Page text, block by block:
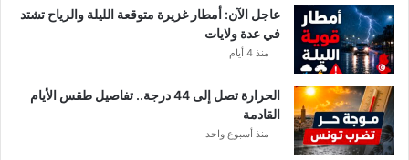
عاجل الآن: أمطار غزيرة متوقعة الليلة والرياح تشتد
في عدة ولايات
منذ 4 أيام
الحرارة تصل إلى 44 درجة.. تفاصيل طقس الأيام
القادمة
منذ أسبوع واحد